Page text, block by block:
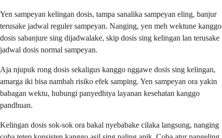
Yen sampeyan kelingan dosis, tampa sanalika sampeyan eling, banjur
terusake jadwal reguler sampeyan. Nanging, yen meh wektune kanggo
dosis sabanjure sing dijadwalake, skip dosis sing kelingan lan terusake
jadwal dosis normal sampeyan.
Aja njupuk rong dosis sekaligus kanggo nggawe dosis sing kelingan,
amarga iki bisa nambah risiko efek samping. Yen sampeyan ora yakin
babagan wektu, hubungi panyedhiya layanan kesehatan kanggo
pandhuan.
Kelingan dosis sok-sok ora bakal nyebabake cilaka langsung, nanging